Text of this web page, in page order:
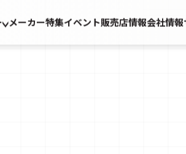
メーカー特集イベント販売店情報会社情報